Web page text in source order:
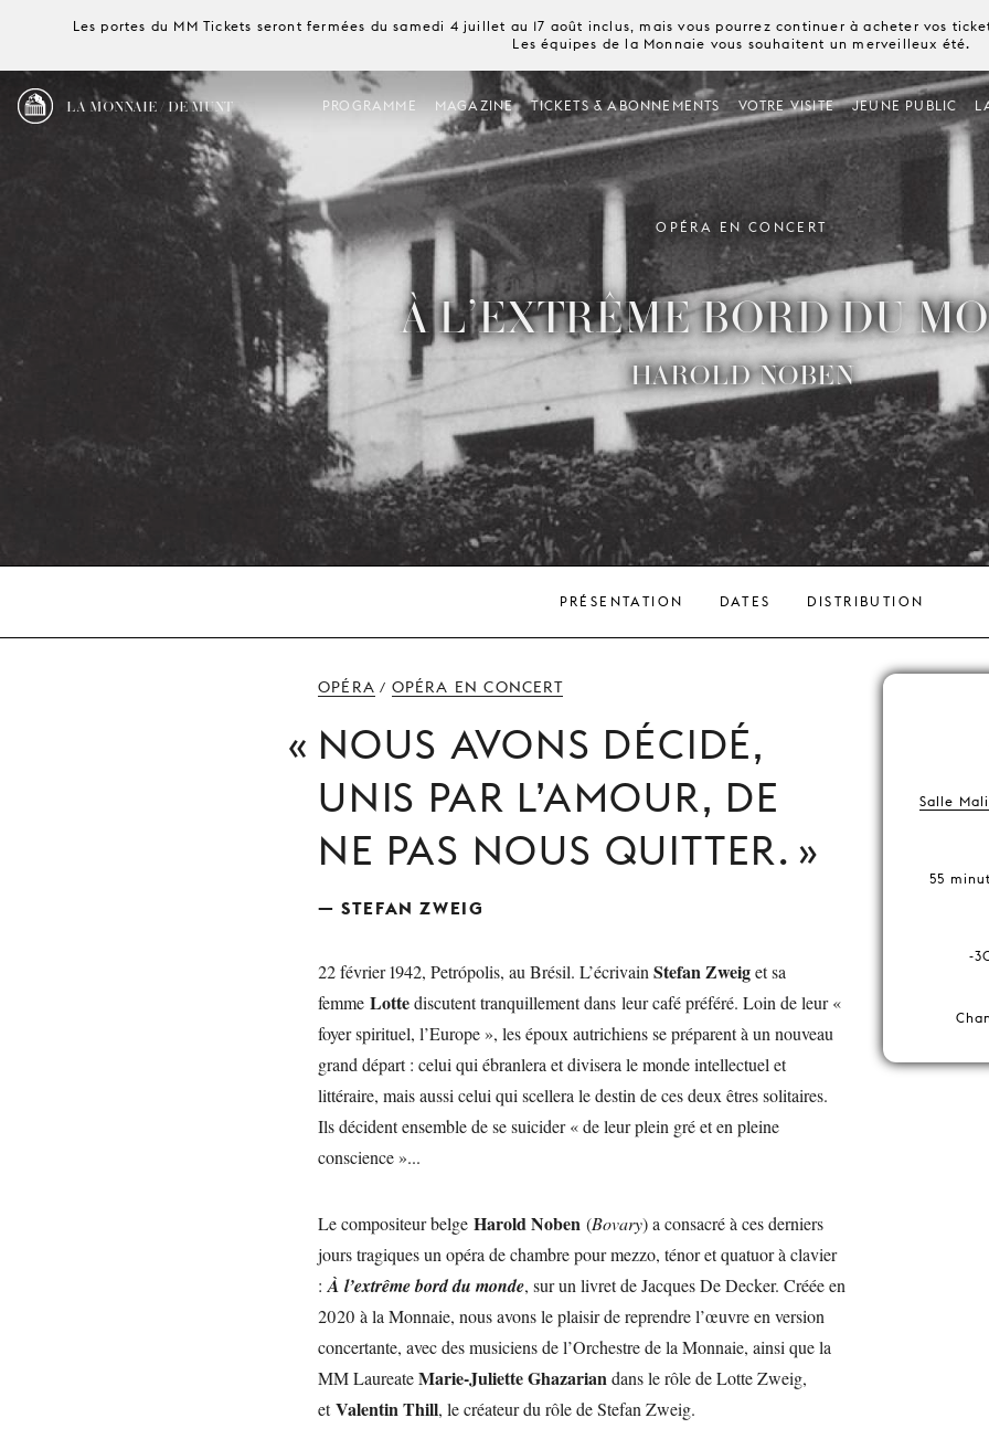
Les portes du MM Tickets seront fermées du samedi 4 juillet au 17 août inclus, mais vous pourrez continuer à acheter vos
Les équipes de la Monnaie vous souhaitent un merveilleux été.
LA MONNAIE / DE MUNT PROGRAMME MAGAZINE TICKETS & ABONNEMENTS VOTRE VISITE JEUNE PUBLIC
OPÉRA EN CONCERT
À L’EXTRÊME BORD DU
HAROLD NOBEN
PRÉSENTATION DATES DISTRIBUTION
OPÉRA / OPÉRA EN CONCERT
NOUS AVONS DÉCIDÉ,
UNIS PAR L’AMOUR, DE
NE PAS NOUS QUITTER.
— STEFAN ZWEIG
22 février 1942, Petrópolis, au Brésil. L’écrivain Stefan Zweiget sa
femme Lottediscutent tranquillement dans leur café préféré. Loin de leur «
foyer spirituel, l’Europe », les époux autrichiens se préparent à un nouveau
grand départ : celui qui ébranlera et divisera le monde intellectuel et
littéraire, mais aussi celui qui scellera le destin de ces deux êtres solitaires.
Ils décident ensemble de se suicider « de leur plein gré et en pleine
conscience »...
Le compositeur belge Harold Noben (Bovary) a consacré à ces derniers
jours tragiques un opéra de chambre pour mezzo, ténor et quatuor à clavier
: À l’extrême bord du monde, sur un livret de Jacques De Decker. Créée en
2020 à la Monnaie, nous avons le plaisir de reprendre l’œuvre en version
concertante, avec des musiciens de l’Orchestre de la Monnaie, ainsi que la
MM LaureateMarie-Juliette Ghazariandans le rôle de Lotte Zweig,
etValentin Thill, le créateur du rôle de Stefan Zweig.
Salle
55
-